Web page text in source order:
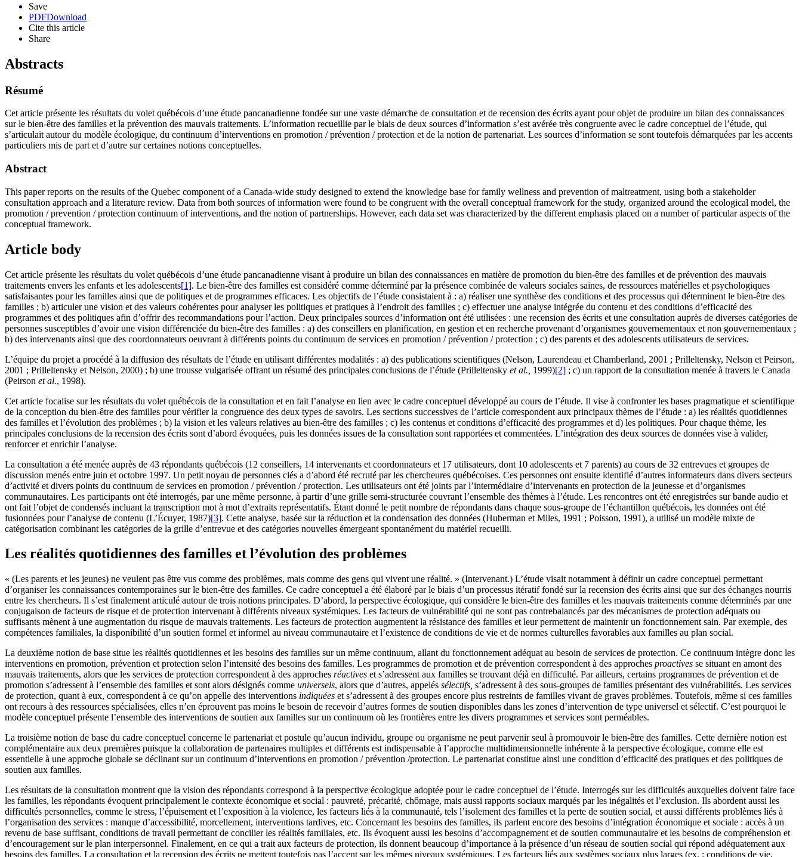
Save
PDFDownload
Cite this article
Share
Abstracts
Résumé
Cet article présente les résultats du volet québécois d’une étude pancanadienne fondée sur une vaste démarche de consultation et de recension des écrits ayant pour objet de produire un bilan des connaissances
sur le bien-être des familles et la prévention des mauvais traitements. L’information recueillie par le biais de deux sources d’information s’est avérée très congruente avec le cadre conceptuel de l’étude, qui
s’articulait autour du modèle écologique, du continuum d’interventions en promotion / prévention / protection et de la notion de partenariat. Les sources d’information se sont toutefois démarquées par les accents
particuliers mis de part et d’autre sur certaines notions conceptuelles.
Abstract
This paper reports on the results of the Quebec component of a Canada-wide study designed to extend the knowledge base for family wellness and prevention of maltreatment, using both a stakeholder
consultation approach and a literature review. Data from both sources of information were found to be congruent with the overall conceptual framework for the study, organized around the ecological model, the
promotion / prevention / protection continuum of interventions, and the notion of partnerships. However, each data set was characterized by the different emphasis placed on a number of particular aspects of the
conceptual framework.
Article body
Cet article présente les résultats du volet québécois d’une étude pancanadienne visant à produire un bilan des connaissances en matière de promotion du bien-être des familles et de prévention des mauvais
traitements envers les enfants et les adolescents[1]. Le bien-être des familles est considéré comme déterminé par la présence combinée de valeurs sociales saines, de ressources matérielles et psychologiques
satisfaisantes pour les familles ainsi que de politiques et de programmes efficaces. Les objectifs de l’étude consistaient à : a) réaliser une synthèse des conditions et des processus qui déterminent le bien-être des
familles ; b) articuler une vision et des valeurs cohérentes pour analyser les politiques et pratiques à l’endroit des familles ; c) effectuer une analyse intégrée du contenu et des conditions d’efficacité des
programmes et des politiques afin d’offrir des recommandations pour l’action. Deux principales sources d’information ont été utilisées : une recension des écrits et une consultation auprès de diverses catégories de
personnes susceptibles d’avoir une vision différenciée du bien-être des familles : a) des conseillers en planification, en gestion et en recherche provenant d’organismes gouvernementaux et non gouvernementaux ;
b) des intervenants ainsi que des coordonnateurs oeuvrant à différents points du continuum de services en promotion / prévention / protection ; c) des parents et des adolescents utilisateurs de services.
L’équipe du projet a procédé à la diffusion des résultats de l’étude en utilisant différentes modalités : a) des publications scientifiques (Nelson, Laurendeau et Chamberland, 2001 ; Prilleltensky, Nelson et Peirson,
2001 ; Prilleltensky et Nelson, 2000) ; b) une trousse vulgarisée offrant un résumé des principales conclusions de l’étude (Prilleltensky et al., 1999)[2] ; c) un rapport de la consultation menée à travers le Canada
(Peirson et al., 1998).
Cet article focalise sur les résultats du volet québécois de la consultation et en fait l’analyse en lien avec le cadre conceptuel développé au cours de l’étude. Il vise à confronter les bases pragmatique et scientifique
de la conception du bien-être des familles pour vérifier la congruence des deux types de savoirs. Les sections successives de l’article correspondent aux principaux thèmes de l’étude : a) les réalités quotidiennes
des familles et l’évolution des problèmes ; b) la vision et les valeurs relatives au bien-être des familles ; c) les contenus et conditions d’efficacité des programmes et d) les politiques. Pour chaque thème, les
principales conclusions de la recension des écrits sont d’abord évoquées, puis les données issues de la consultation sont rapportées et commentées. L’intégration des deux sources de données vise à valider,
renforcer et enrichir l’analyse.
La consultation a été menée auprès de 43 répondants québécois (12 conseillers, 14 intervenants et coordonnateurs et 17 utilisateurs, dont 10 adolescents et 7 parents) au cours de 32 entrevues et groupes de
discussion menés entre juin et octobre 1997. Un petit noyau de personnes clés a d’abord été recruté par les chercheures québécoises. Ces personnes ont ensuite identifié d’autres informateurs dans divers secteurs
d’activité et divers points du continuum de services en promotion / prévention / protection. Les utilisateurs ont été joints par l’intermédiaire d’intervenants en protection de la jeunesse et d’organismes
communautaires. Les participants ont été interrogés, par une même personne, à partir d’une grille semi-structurée couvrant l’ensemble des thèmes à l’étude. Les rencontres ont été enregistrées sur bande audio et
ont fait l’objet de condensés incluant la transcription mot à mot d’extraits représentatifs. Étant donné le petit nombre de répondants dans chaque sous-groupe de l’échantillon québécois, les données ont été
fusionnées pour l’analyse de contenu (L’Écuyer, 1987)[3]. Cette analyse, basée sur la réduction et la condensation des données (Huberman et Miles, 1991 ; Poisson, 1991), a utilisé un modèle mixte de
catégorisation combinant les catégories de la grille d’entrevue et des catégories nouvelles émergeant spontanément du matériel recueilli.
Les réalités quotidiennes des familles et l’évolution des problèmes
« (Les parents et les jeunes) ne veulent pas être vus comme des problèmes, mais comme des gens qui vivent une réalité. » (Intervenant.) L’étude visait notamment à définir un cadre conceptuel permettant
d’organiser les connaissances contemporaines sur le bien-être des familles. Ce cadre conceptuel a été élaboré par le biais d’un processus itératif fondé sur la recension des écrits ainsi que sur des échanges nourris
entre les chercheurs. Il s’est finalement articulé autour de trois notions principales. D’abord, la perspective écologique, qui considère le bien-être des familles et les mauvais traitements comme déterminés par une
conjugaison de facteurs de risque et de protection intervenant à différents niveaux systémiques. Les facteurs de vulnérabilité qui ne sont pas contrebalancés par des mécanismes de protection adéquats ou
suffisants mènent à une augmentation du risque de mauvais traitements. Les facteurs de protection augmentent la résistance des familles et leur permettent de maintenir un fonctionnement sain. Par exemple, des
compétences familiales, la disponibilité d’un soutien formel et informel au niveau communautaire et l’existence de conditions de vie et de normes culturelles favorables aux familles au plan social.
La deuxième notion de base situe les réalités quotidiennes et les besoins des familles sur un même continuum, allant du fonctionnement adéquat au besoin de services de protection. Ce continuum intègre donc les
interventions en promotion, prévention et protection selon l’intensité des besoins des familles. Les programmes de promotion et de prévention correspondent à des approches proactives se situant en amont des
mauvais traitements, alors que les services de protection correspondent à des approches réactives et s’adressent aux familles se trouvant déjà en difficulté. Par ailleurs, certains programmes de prévention et de
promotion s’adressent à l’ensemble des familles et sont alors désignés comme universels, alors que d’autres, appelés sélectifs, s’adressent à des sous-groupes de familles présentant des vulnérabilités. Les services
de protection, quant à eux, correspondent à ce qu’on appelle des interventions indiquées et s’adressent à des groupes encore plus restreints de familles vivant de graves problèmes. Toutefois, même si ces familles
ont recours à des ressources spécialisées, elles n’en éprouvent pas moins le besoin de recevoir d’autres formes de soutien disponibles dans les zones d’intervention de type universel et sélectif. C’est pourquoi le
modèle conceptuel présente l’ensemble des interventions de soutien aux familles sur un continuum où les frontières entre les divers programmes et services sont perméables.
La troisième notion de base du cadre conceptuel concerne le partenariat et postule qu’aucun individu, groupe ou organisme ne peut parvenir seul à promouvoir le bien-être des familles. Cette dernière notion est
complémentaire aux deux premières puisque la collaboration de partenaires multiples et différents est indispensable à l’approche multidimensionnelle inhérente à la perspective écologique, comme elle est
essentielle à une approche globale se déclinant sur un continuum d’interventions en promotion / prévention /protection. Le partenariat constitue ainsi une condition d’efficacité des pratiques et des politiques de
soutien aux familles.
Les résultats de la consultation montrent que la vision des répondants correspond à la perspective écologique adoptée pour le cadre conceptuel de l’étude. Interrogés sur les difficultés auxquelles doivent faire face
les familles, les répondants évoquent principalement le contexte économique et social : pauvreté, précarité, chômage, mais aussi rapports sociaux marqués par les inégalités et l’exclusion. Ils abordent aussi les
difficultés personnelles, comme le stress, l’épuisement et l’exposition à la violence, les facteurs liés à la communauté, tels l’isolement des familles et la perte de soutien social, et aussi différents problèmes liés à
l’organisation des services : manque d’accessibilité, morcellement, interventions tardives, etc. Concernant les besoins des familles, ils parlent encore des besoins d’intégration économique et sociale : accès à un
revenu de base suffisant, conditions de travail permettant de concilier les réalités familiales, etc. Ils évoquent aussi les besoins d’accompagnement et de soutien communautaire et les besoins de compréhension et
d’encouragement sur le plan interpersonnel. Finalement, en ce qui a trait aux facteurs de protection, ils donnent beaucoup d’importance à la présence d’un réseau de soutien social qui répond adéquatement aux
besoins des familles. La consultation et la recension des écrits ne mettent toutefois pas l’accent sur les mêmes niveaux systémiques. Les facteurs liés aux systèmes sociaux plus larges (ex. : conditions de vie,